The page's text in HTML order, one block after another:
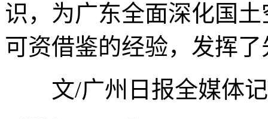
识，为广东全面深化国
可资借鉴的经验，发挥
文/广州日报全媒体记